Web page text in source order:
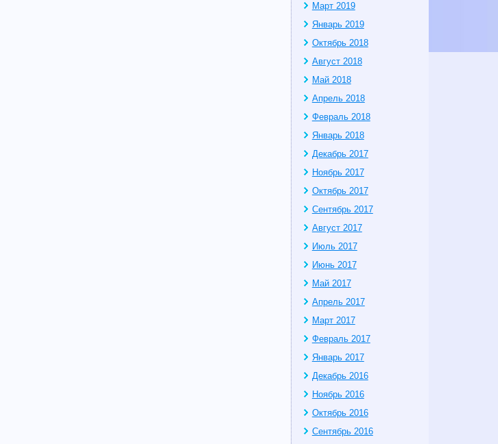
Март 2019
Январь 2019
Октябрь 2018
Август 2018
Май 2018
Апрель 2018
Февраль 2018
Январь 2018
Декабрь 2017
Ноябрь 2017
Октябрь 2017
Сентябрь 2017
Август 2017
Июль 2017
Июнь 2017
Май 2017
Апрель 2017
Март 2017
Февраль 2017
Январь 2017
Декабрь 2016
Ноябрь 2016
Октябрь 2016
Сентябрь 2016